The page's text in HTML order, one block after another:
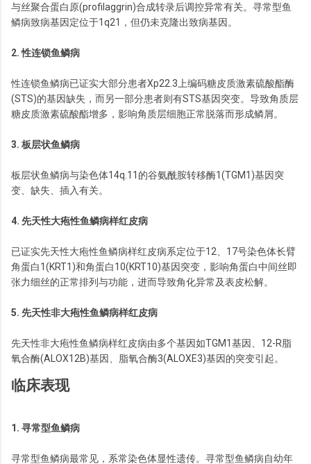
与丝聚合蛋白原(profilaggrin)合成转录后调控异常有关。寻常型鱼
鳞病致病基因定位于1q21，但仍未克隆出致病基因。
2. 性连锁鱼鳞病
性连锁鱼鳞病已证实大部分患者Xp22.3上编码糖皮质激素硫酸酯酶
(STS)的基因缺失，而另一部分患者则有STS基因突变。导致角质层
糖皮质激素硫酸酯增多，影响角质层细胞正常脱落而形成鳞屑。
3. 板层状鱼鳞病
板层状鱼鳞病与染色体14q.11的谷氨酰胺转移酶1(TGM1)基因突
变、缺失、插入有关。
4. 先天性大疱性鱼鳞病样红皮病
已证实先天性大疱性鱼鳞病样红皮病系定位于12、17号染色体长臂
角蛋白1(KRT1)和角蛋白10(KRT10)基因突变，影响角蛋白中间丝即
张力细丝的正常排列与功能，进而导致角化异常及表皮松解。
5. 先天性非大疱性鱼鳞病样红皮病
先天性非大疱性鱼鳞病样红皮病由多个基因如TGM1基因、12-R脂
氧合酶(ALOX12B)基因、脂氧合酶3(ALOXE3)基因的突变引起。
临床表现
1. 寻常型鱼鳞病
寻常型鱼鳞病最常见，系常染色体显性遗传。寻常型鱼鳞病自幼年